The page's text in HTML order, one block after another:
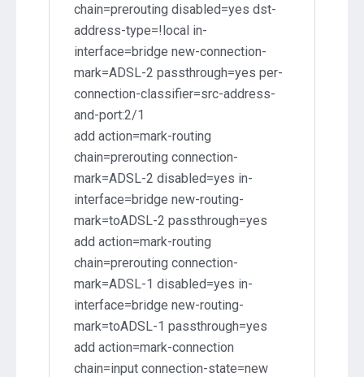
chain=prerouting disabled=yes dst-
address-type=!local in-
interface=bridge new-connection-
mark=ADSL-2 passthrough=yes per-
connection-classifier=src-address-
and-port:2/1
add action=mark-routing
chain=prerouting connection-
mark=ADSL-2 disabled=yes in-
interface=bridge new-routing-
mark=toADSL-2 passthrough=yes
add action=mark-routing
chain=prerouting connection-
mark=ADSL-1 disabled=yes in-
interface=bridge new-routing-
mark=toADSL-1 passthrough=yes
add action=mark-connection
chain=input connection-state=new